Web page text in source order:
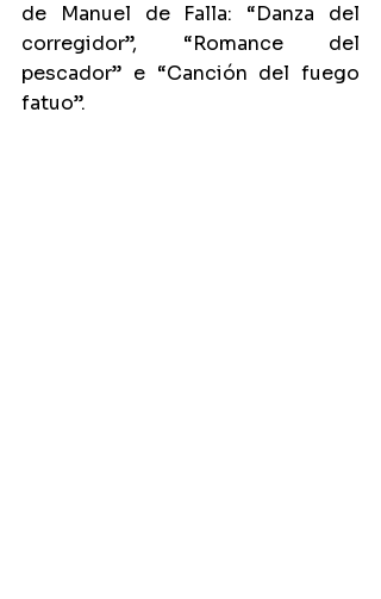
de Manuel de Falla: “Danza del
corregidor”, “Romance del
pescador” e “Canción del fuego
fatuo”.